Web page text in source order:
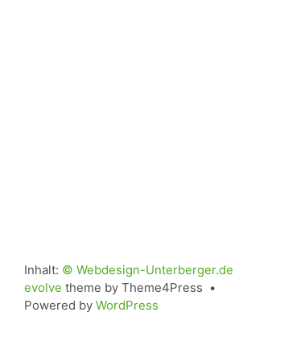
Inhalt: © Webdesign-Unterberger.de
evolve theme by Theme4Press •
Powered by WordPress